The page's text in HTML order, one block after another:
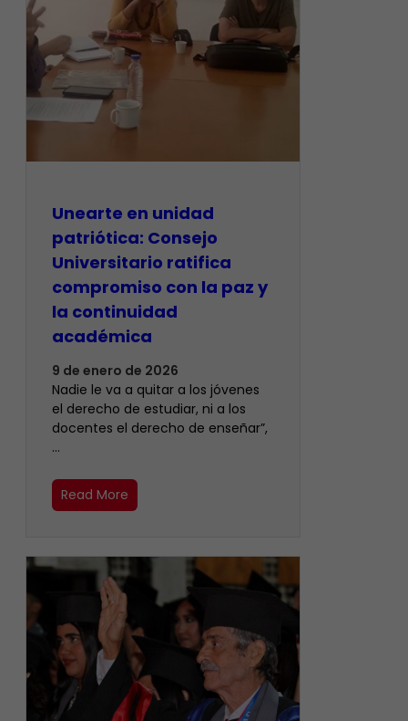
Unearte en unidad
patriótica: Consejo
Universitario ratifica
compromiso con la paz y
la continuidad
académica
9 de enero de 2026
Nadie le va a quitar a los jóvenes
el derecho de estudiar, ni a los
docentes el derecho de enseñar”,
…
Read More